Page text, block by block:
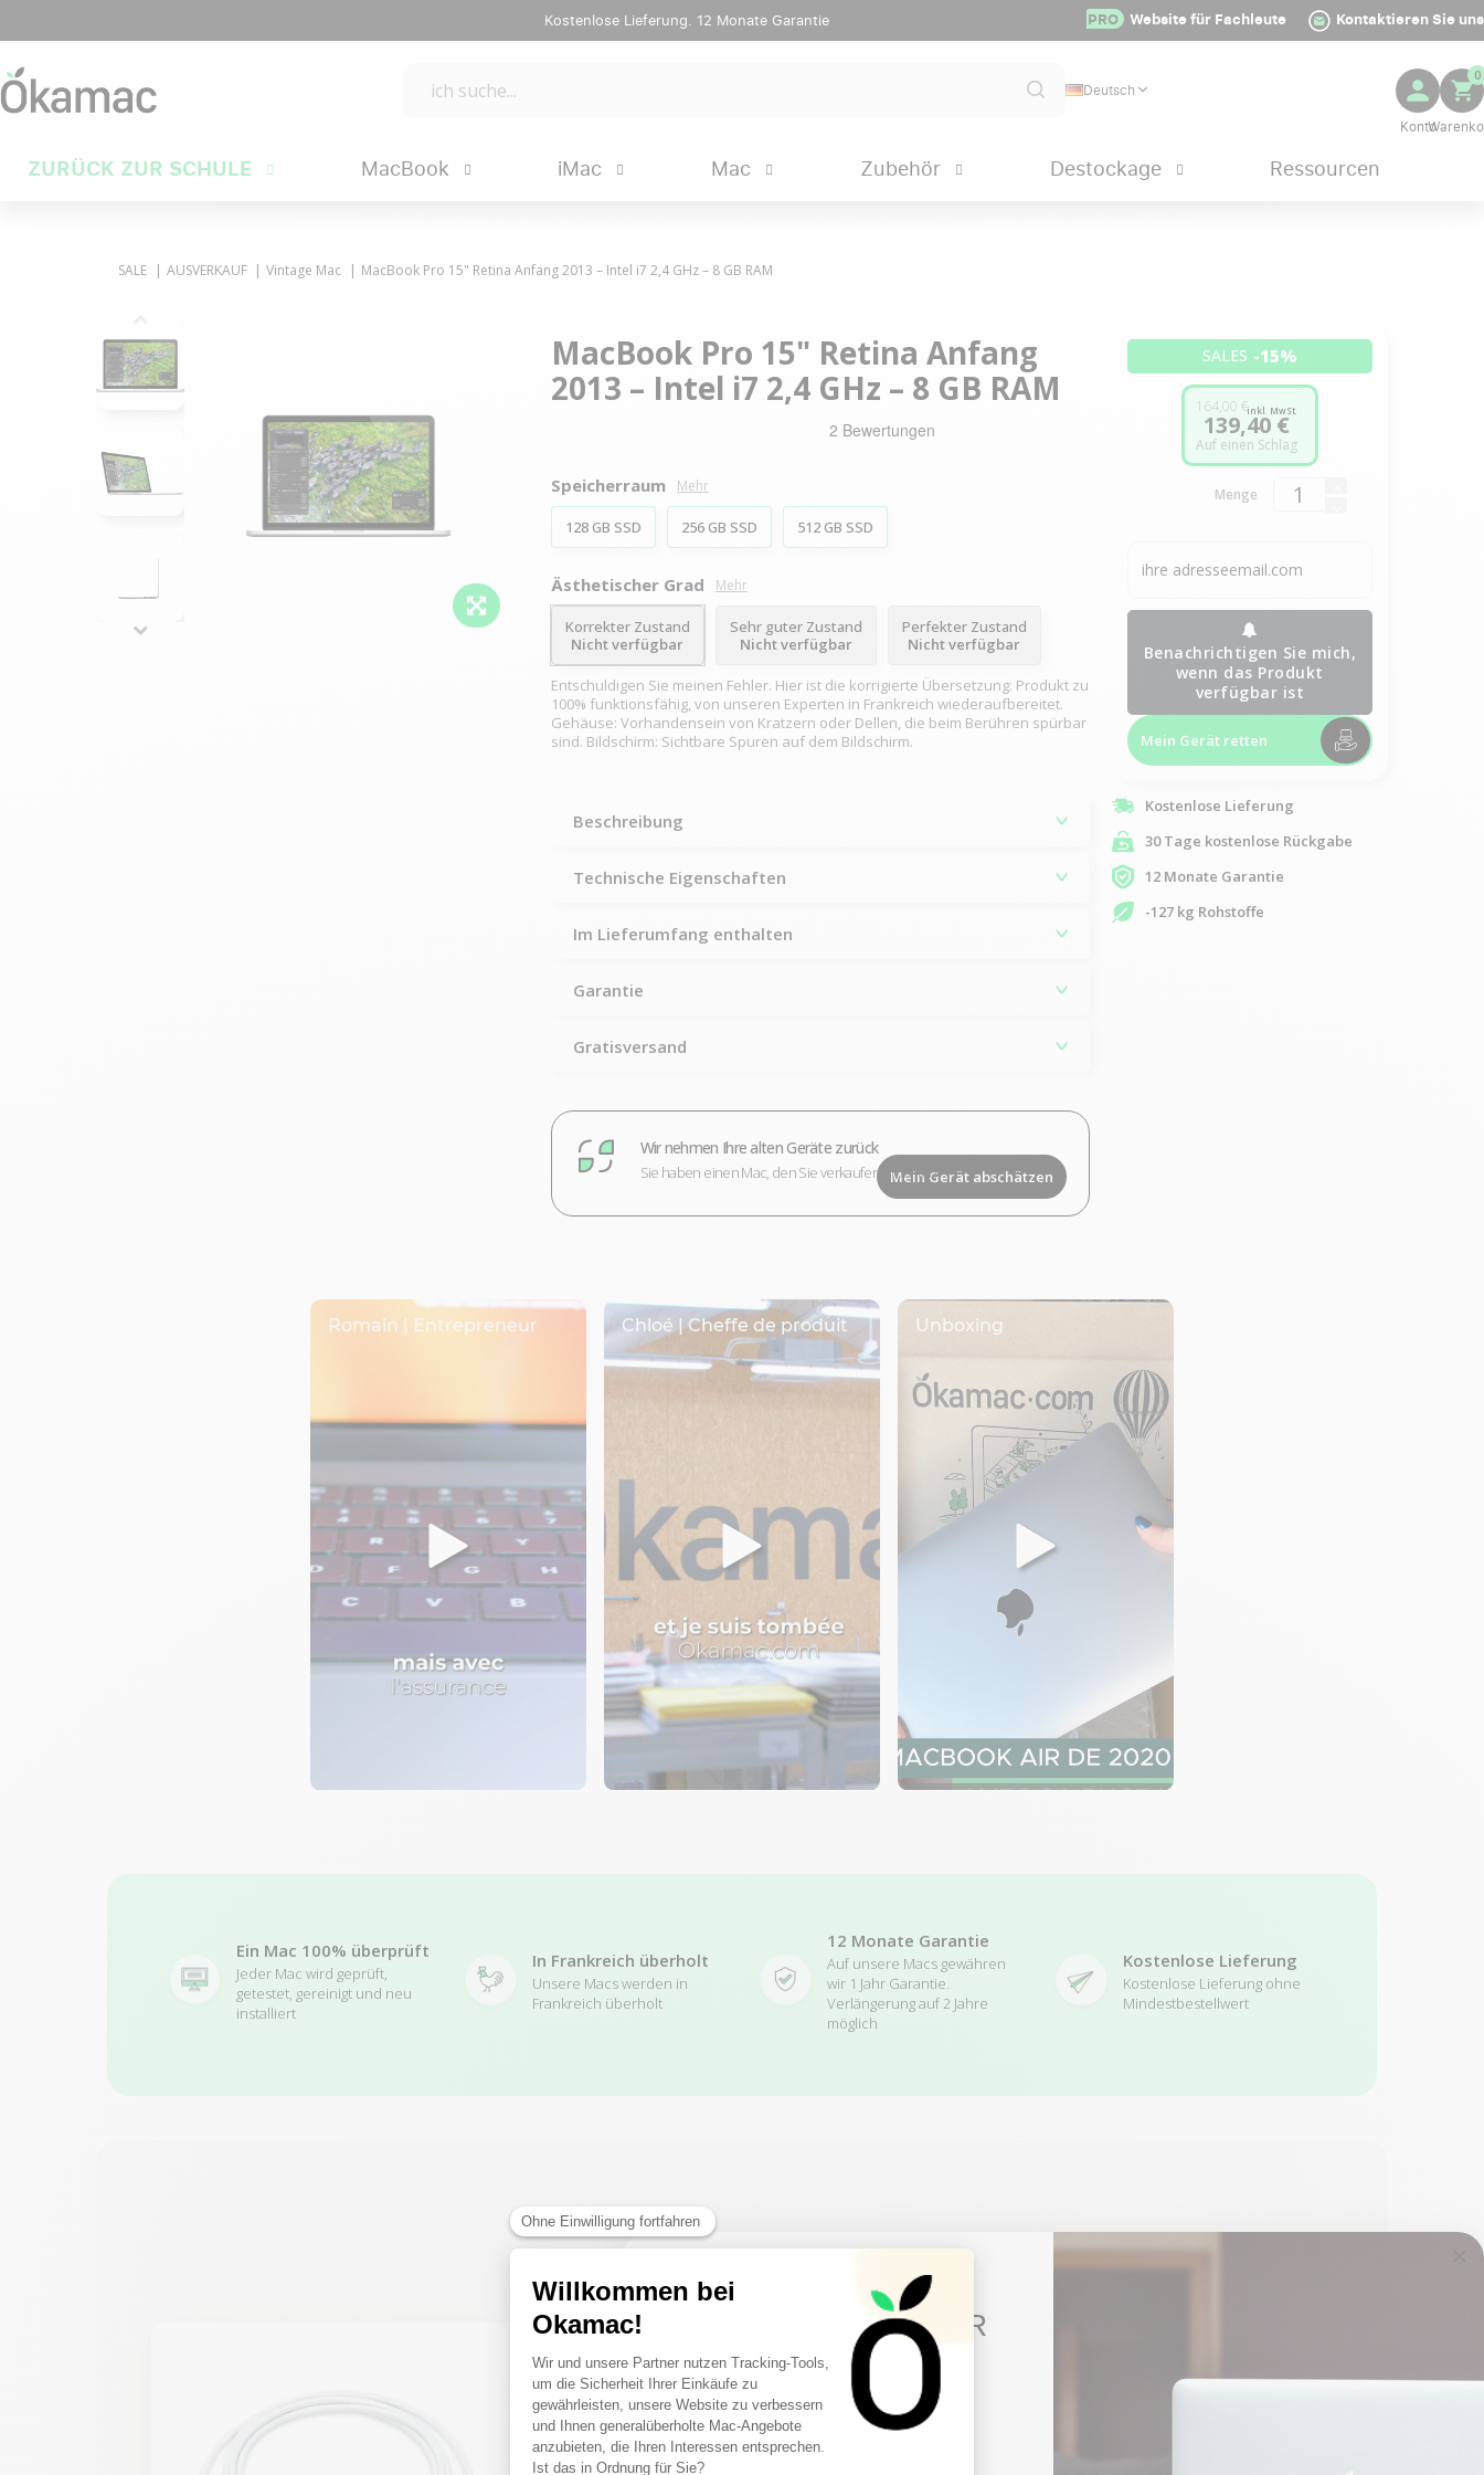
Kostenlose Lieferung. 12 Monate Garantie PRO Website für Fachleute Kontaktieren Sie uns
Deutsch
0
ZURÜCK ZUR SCHULE MacBook iMac Mac Zubehör Destockage Ressourcen
SALE AUSVERKAUF Vintage Mac MacBook Pro 15" Retina Anfang 2013 – Intel i7 2,4 GHz – 8 GB RAM
MacBook Pro 15" Retina Anfang
2013 – Intel i7 2,4 GHz – 8 GB RAM
Speicherraum Mehr
128 GB SSD 256 GB SSD 512 GB SSD
Ästhetischer Grad Mehr
Korrekter Zustand
Nicht verfügbar
Sehr guter Zustand
Nicht verfügbar
Perfekter Zustand
Nicht verfügbar
Entschuldigen Sie meinen Fehler. Hier ist die korrigierte Übersetzung: Produkt zu
100% funktionsfähig, von unseren Experten in Frankreich wiederaufbereitet.
Gehäuse: Vorhandensein von Kratzern oder Dellen, die beim Berühren spürbar
sind. Bildschirm: Sichtbare Spuren auf dem Bildschirm.
Beschreibung
Technische Eigenschaften
Im Lieferumfang enthalten
Garantie
Gratisversand
Wir nehmen Ihre alten Geräte zurück
Sie haben einen Mac, den Sie verkaufen möchten?Mein Gerät abschätzen
SALES -15%
164,00 €
139,40 €
inkl. MwSt.
Auf einen Schlag
Menge
Benachrichtigen Sie mich,
wenn das Produkt
verfügbar ist
Mein Gerät retten
Kostenlose Lieferung
30 Tage kostenlose Rückgabe
12 Monate Garantie
-127 kg Rohstoffe
Ein Mac 100% überprüft
Jeder Mac wird geprüft,
getestet, gereinigt und neu
installiert
In Frankreich überholt
Unsere Macs werden in
Frankreich überholt
12 Monate Garantie
Auf unsere Macs gewähren
wir 1 Jahr Garantie.
Verlängerung auf 2 Jahre
möglich
Kostenlose Lieferung
Kostenlose Lieferung ohne
Mindestbestellwert
Related Products
10€ FREE ON YOUR
FIRST ORDER
Sign up to receive your discount.